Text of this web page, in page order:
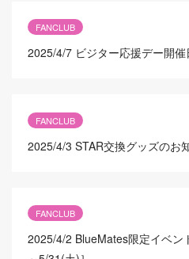
FANCLUB
2025/4/7 ビジター応援デー開
FANCLUB
2025/4/3 STAR交換グッズのお
FANCLUB
2025/4/2 BlueMates限定イベン